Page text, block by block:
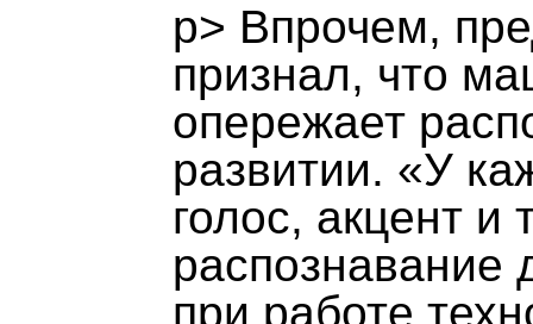
p> Впрочем,
признал, что
опережает
развитии. «У
голос, акцент
при работе